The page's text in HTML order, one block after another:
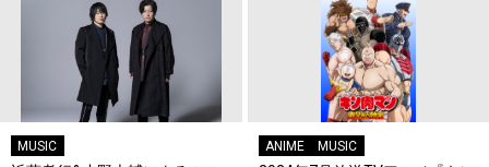
MUSIC ANIME MUSIC